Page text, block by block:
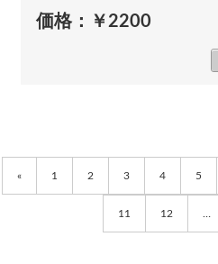
価格：￥2200
« 1 2 3 4 5
11 12